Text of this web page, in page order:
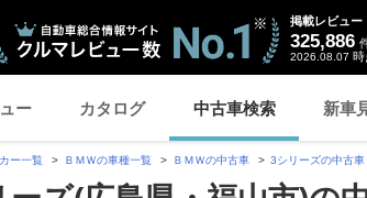
掲載レビュー
325,886
2026.08.07 時
ー カタログ 中古車検索 新車
ー一覧 ＢＭＷの車種一覧 ＢＭＷの中古車 3シリーズの中古車